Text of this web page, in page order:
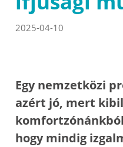
2025-04-10
Egy nemzetközi
azért jó, mert
hogy mindig